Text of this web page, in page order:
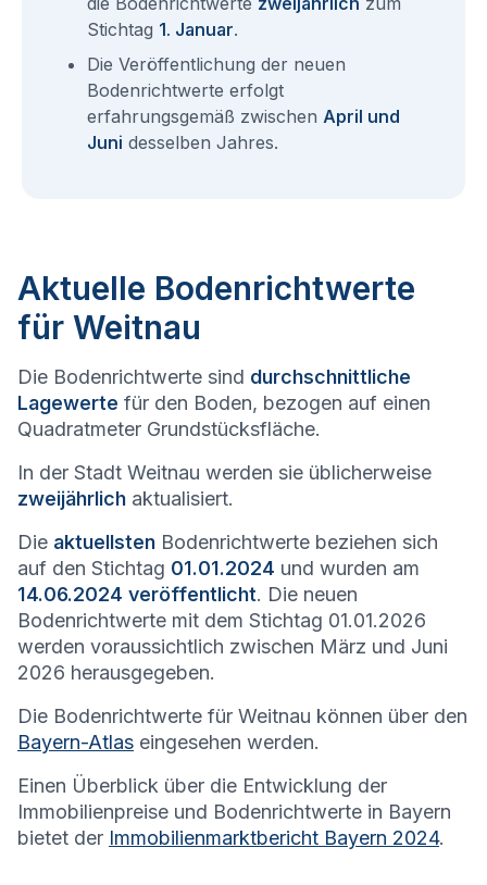
Stichtag 1. Januar.
Die Veröffentlichung der neuen
Bodenrichtwerte erfolgt
erfahrungsgemäß zwischen April und
Juni desselben Jahres.
Aktuelle Bodenrichtwerte
für Weitnau
Die Bodenrichtwerte sind durchschnittliche
Lagewerte für den Boden, bezogen auf einen
Quadratmeter Grundstücksfläche.
In der Stadt Weitnau werden sie üblicherweise
zweijährlich aktualisiert.
Die aktuellsten Bodenrichtwerte beziehen sich
auf den Stichtag 01.01.2024 und wurden am
14.06.2024 veröffentlicht. Die neuen
Bodenrichtwerte mit dem Stichtag 01.01.2026
werden voraussichtlich zwischen März und Juni
2026 herausgegeben.
Die Bodenrichtwerte für Weitnau können über den
Bayern-Atlas eingesehen werden.
Einen Überblick über die Entwicklung der
Immobilienpreise und Bodenrichtwerte in Bayern
bietet der Immobilienmarktbericht Bayern 2024.